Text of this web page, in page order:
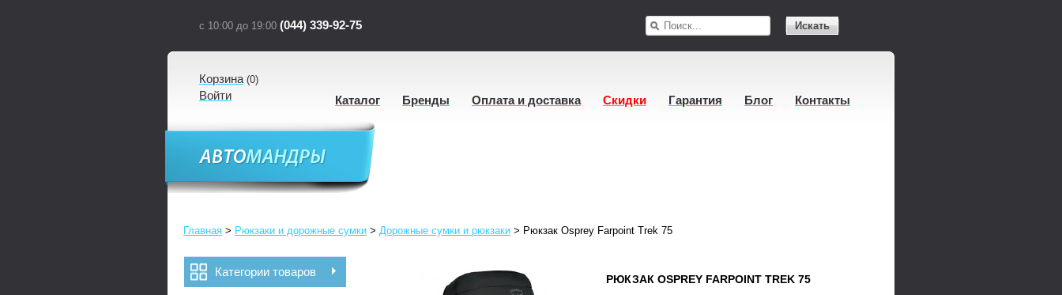
с 10:00 до 19:00 (044) 339-92-75 Искать
Корзина(0)
Войти Каталог Бренды Оплата и доставка Скидки Гарантия Блог Контакты
Главная > Рюкзаки и дорожные сумки > Дорожные сумки и рюкзаки > Рюкзак Osprey Farpoint Trek 75
Категории товаров
РЮКЗАК OSPREY FARPOINT TREK 75